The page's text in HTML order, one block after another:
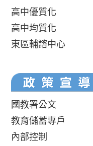
高中優質化
高中均質化
東區輔諮中心
國教署公文
教育儲蓄專戶
內部控制